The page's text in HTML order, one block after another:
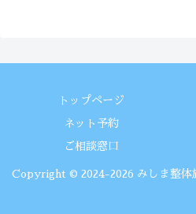
トップページ
ネット予約
ご相談窓口
Copyright © 2024-2026 みしま整